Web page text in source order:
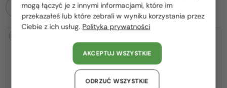
WSZYSTKIE PRODUKTY
România / RO
Magyarország / HU
United Arab Emirates / EN
Austria / AT
Niemcy / DE
mogą łączyć je z innymi informacjami, które im
przekazałeś lub które zebrali w wyniku korzystania przez
Ciebie z ich usług. Polityka prywatności
AKCEPTUJ WSZYSTKIE
ODRZUĆ WSZYSTKIE